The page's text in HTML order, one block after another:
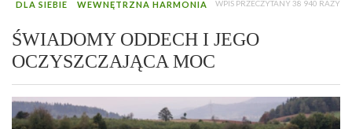
DLA SIEBIE WEWNĘTRZNA HARMONIA WPIS PRZECZYTANY 38 940 RAZY
ŚWIADOMY ODDECH I JEGO
OCZYSZCZAJĄCA MOC